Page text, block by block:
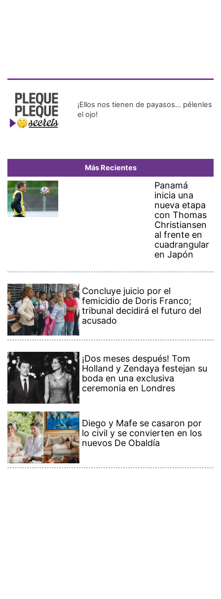
¡Ellos nos tienen de payasos… pélenles
el ojo!
Más Recientes
Panamá
inicia una
nueva etapa
con Thomas
Christiansen
al frente en
cuadrangular
en Japón
Concluye juicio por el
femicidio de Doris Franco;
tribunal decidirá el futuro del
acusado
¡Dos meses después! Tom
Holland y Zendaya festejan su
boda en una exclusiva
ceremonia en Londres
Diego y Mafe se casaron por
lo civil y se convierten en los
nuevos De Obaldía